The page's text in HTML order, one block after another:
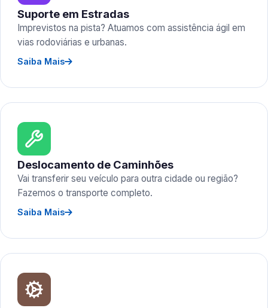
Suporte em Estradas
Imprevistos na pista? Atuamos com assistência ágil em
vias rodoviárias e urbanas.
Saiba Mais
Deslocamento de Caminhões
Vai transferir seu veículo para outra cidade ou região?
Fazemos o transporte completo.
Saiba Mais